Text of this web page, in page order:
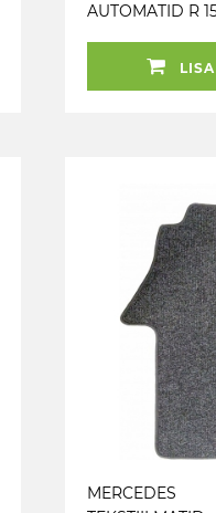
AUTOMATID R
MERCEDES